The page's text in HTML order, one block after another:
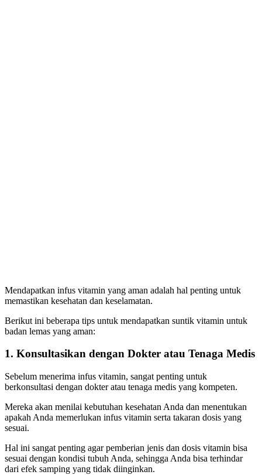
Mendapatkan infus vitamin yang aman adalah hal penting untuk
memastikan kesehatan dan keselamatan.
Berikut ini beberapa tips untuk mendapatkan suntik vitamin untuk
badan lemas yang aman:
1. Konsultasikan dengan Dokter atau Tenaga Medis
Sebelum menerima infus vitamin, sangat penting untuk
berkonsultasi dengan dokter atau tenaga medis yang kompeten.
Mereka akan menilai kebutuhan kesehatan Anda dan menentukan
apakah Anda memerlukan infus vitamin serta takaran dosis yang
sesuai.
Hal ini sangat penting agar pemberian jenis dan dosis vitamin bisa
sesuai dengan kondisi tubuh Anda, sehingga Anda bisa terhindar
dari efek samping yang tidak diinginkan.